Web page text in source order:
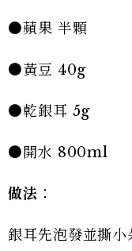
●蘋果 半顆
●黃豆 40g
●乾銀耳 5g
●開水 800ml
做法 ：
銀耳先泡發並撕